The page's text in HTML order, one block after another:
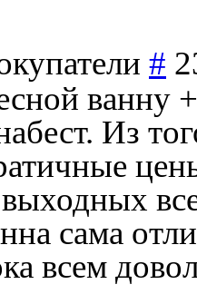
#
ванну
Из
сама
всем